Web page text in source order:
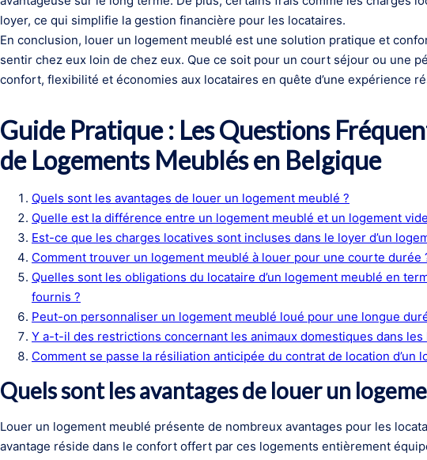
loyer, ce qui simplifie la gestion financière pour les locataires.
En conclusion, louer un logement meublé est une solution pratique et
sentir chez eux loin de chez eux. Que ce soit pour un court séjour ou une
confort, flexibilité et économies aux locataires en quête d’une expérience
Guide Pratique : Les Questions
de Logements Meublés en Belgique
Quels sont les avantages de louer un logement meublé ?
Quelle est la différence entre un logement meublé et un logement
Est-ce que les charges locatives sont incluses dans le loyer d’un
Comment trouver un logement meublé à louer pour une courte durée
Quelles sont les obligations du locataire d’un logement meublé en
fournis ?
Peut-on personnaliser un logement meublé loué pour une longue
Y a-t-il des restrictions concernant les animaux domestiques dans
Comment se passe la résiliation anticipée du contrat de location d’un
Quels sont les avantages de louer un
Louer un logement meublé présente de nombreux avantages pour les
avantage réside dans le confort offert par ces logements entièrement